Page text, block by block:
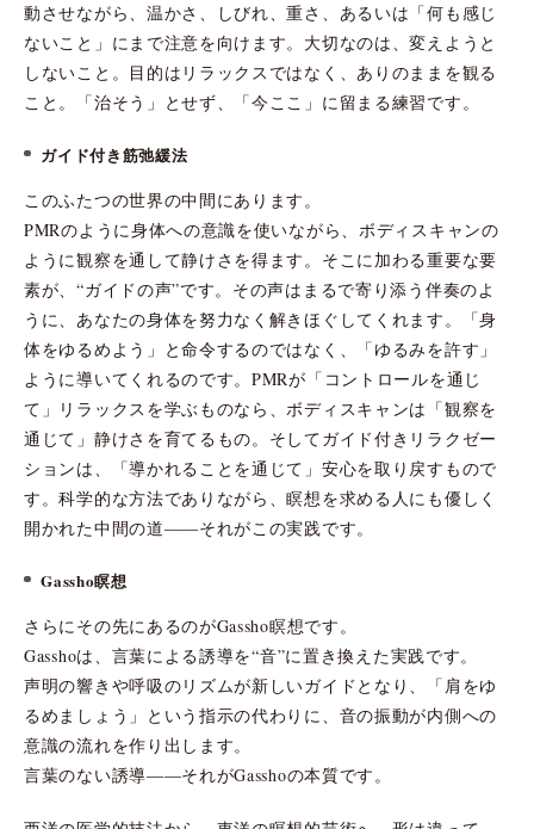
動させながら、温かさ、しびれ、重さ、あるいは「何も感じ
ないこと」にまで注意を向けます。大切なのは、変えようと
しないこと。目的はリラックスではなく、ありのままを観る
こと。「治そう」とせず、「今ここ」に留まる練習です。
ガイド付き筋弛緩法
このふたつの世界の中間にあります。
PMRのように身体への意識を使いながら、ボディスキャンの
ように観察を通して静けさを得ます。そこに加わる重要な要
素が、“ガイドの声”です。その声はまるで寄り添う伴奏のよ
うに、あなたの身体を努力なく解きほぐしてくれます。「身
体をゆるめよう」と命令するのではなく、「ゆるみを許す」
ように導いてくれるのです。PMRが「コントロールを通じ
て」リラックスを学ぶものなら、ボディスキャンは「観察を
通じて」静けさを育てるもの。そしてガイド付きリラクゼー
ションは、「導かれることを通じて」安心を取り戻すもので
す。科学的な方法でありながら、瞑想を求める人にも優しく
開かれた中間の道――それがこの実践です。
Gassho瞑想
さらにその先にあるのがGassho瞑想です。
Gasshoは、言葉による誘導を“音”に置き換えた実践です。
声明の響きや呼吸のリズムが新しいガイドとなり、「肩をゆ
るめましょう」という指示の代わりに、音の振動が内側への
意識の流れを作り出します。
言葉のない誘導――それがGasshoの本質です。